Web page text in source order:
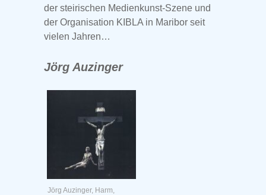
der steirischen Medienkunst-Szene und
der Organisation KIBLA in Maribor seit
vielen Jahren…
Jörg Auzinger
Jörg Auzinger, Harm,